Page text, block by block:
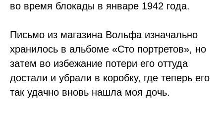
во время блокады в январе 1942 года.
Письмо из магазина Вольфа изначально
хранилось в альбоме «Сто портретов», но
затем во избежание потери его оттуда
достали и убрали в коробку, где теперь его
так удачно вновь нашла моя дочь.